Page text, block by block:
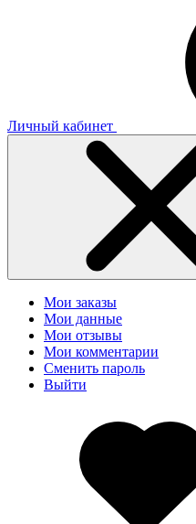
Личный кабинет
Мои заказы
Мои данные
Мои отзывы
Мои комментарии
Сменить пароль
Выйти